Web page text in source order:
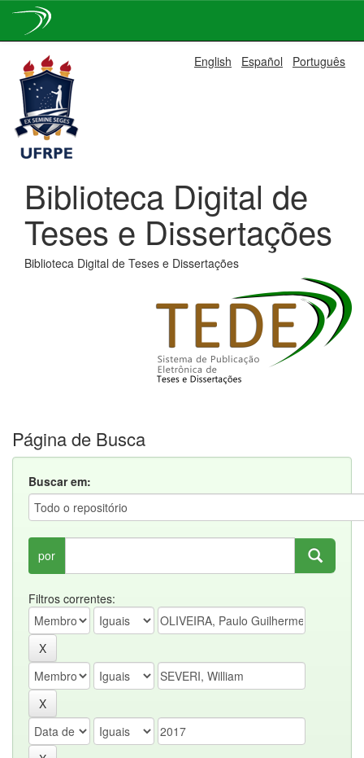
navigation
English Español Português
Biblioteca Digital de
Teses e Dissertações
Biblioteca Digital de Teses e Dissertações
Página de Busca
Buscar em:
por
Filtros correntes: